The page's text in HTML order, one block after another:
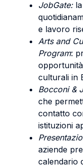
JobGate:la
e lavoro
Arts and
Program:
culturali in
Bocconi &
che
contatto
istituzioni
aziende
calendario